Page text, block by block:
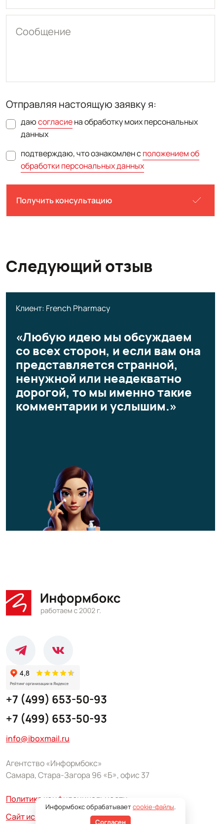
Сообщение
Отправляя настоящую заявку я:
даюсогласиена обработку моих персональных
данных
подтверждаю, что ознакомлен сположением об
обработки персональных данных
Получить консультацию
Следующий отзыв
Клиент: French Pharmacy
«Любую идею мы обсуждаем
со всех сторон, и если вам она
представляется странной,
ненужной или неадекватно
дорогой, то мы именно такие
комментарии и услышим.»
Агентство «Информбокс»
Самара, Стара-Загора 96 «Б», офис 37
Политика конфиденциальности
Сайт использует сервис Yandex SmartCaptcha
+7 (499) 653-50-93
+7 (499) 653-50-93
info@iboxmail.ru
Информбокс обрабатываетcookie-файлы.
Согласен